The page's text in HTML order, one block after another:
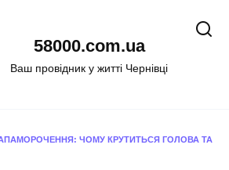
58000.com.ua
Ваш провідник у житті Чернівці
ЧОМУ КРУТИТЬСЯ ГОЛОВА ТА